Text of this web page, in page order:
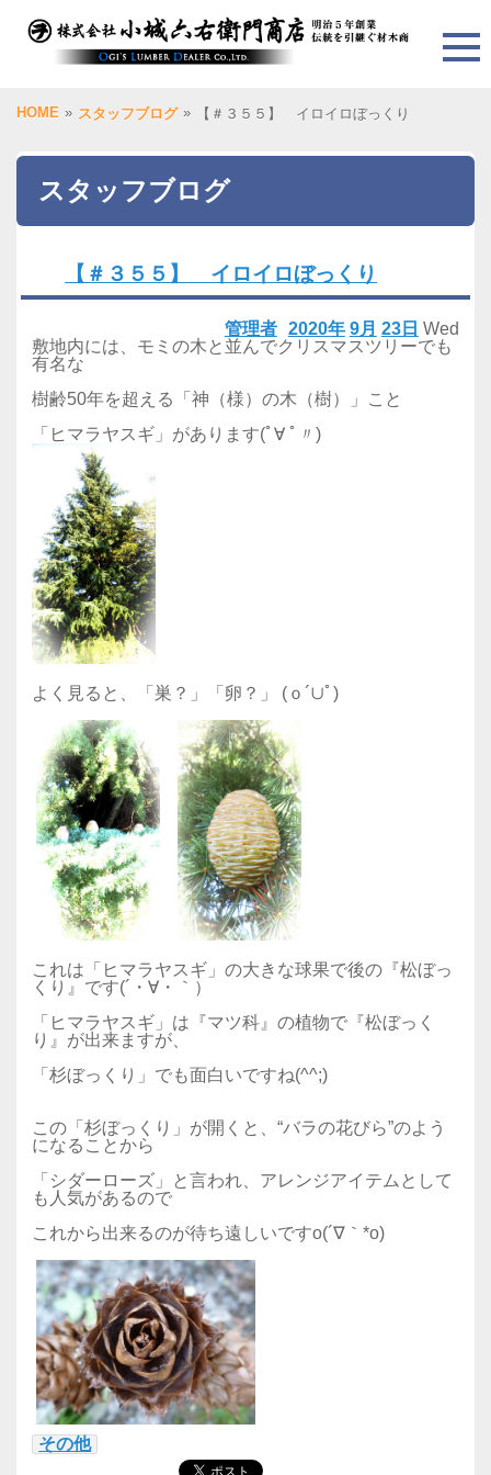
HOME » スタッフブログ » 【＃３５５】 イロイロぼっくり
スタッフブログ
【＃３５５】 イロイロぼっくり
2020年 9月 23日 Wed
管理者
敷地内には、モミの木と並んでクリスマスツリーでも
有名な
樹齢50年を超える「神（様）の木（樹）」こと
「ヒマラヤスギ」があります(ﾟ∀ ﾟ〃)
よく見ると、「巣？」「卵？」 (ｏ´∪ﾟ)
これは「ヒマラヤスギ」の大きな球果で後の『松ぼっ
くり』です(´・∀・｀）
「ヒマラヤスギ」は『マツ科』の植物で『松ぼっく
り』が出来ますが、
「杉ぼっくり」でも面白いですね(^^;)
この「杉ぼっくり」が開くと、“バラの花びら”のよう
になることから
「シダーローズ」と言われ、アレンジアイテムとして
も人気があるので
これから出来るのが待ち遠しいですo(´∇｀*o)
その他